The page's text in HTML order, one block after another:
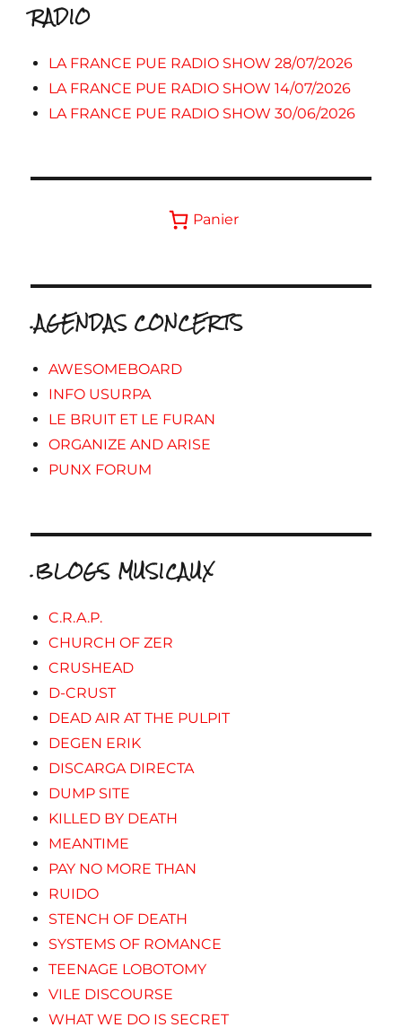
RADIO
LA FRANCE PUE RADIO SHOW 28/07/2026
LA FRANCE PUE RADIO SHOW 14/07/2026
LA FRANCE PUE RADIO SHOW 30/06/2026
Panier
.AGENDAS CONCERTS
AWESOMEBOARD
INFO USURPA
LE BRUIT ET LE FURAN
ORGANIZE AND ARISE
PUNX FORUM
.BLOGS MUSICAUX
C.R.A.P.
CHURCH OF ZER
CRUSHEAD
D-CRUST
DEAD AIR AT THE PULPIT
DEGEN ERIK
DISCARGA DIRECTA
DUMP SITE
KILLED BY DEATH
MEANTIME
PAY NO MORE THAN
RUIDO
STENCH OF DEATH
SYSTEMS OF ROMANCE
TEENAGE LOBOTOMY
VILE DISCOURSE
WHAT WE DO IS SECRET